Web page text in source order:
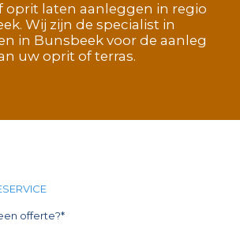
oprit laten aanleggen in regio
Wij zijn de specialist in
in Bunsbeek voor de aanleg
uw oprit of terras.
offerte?*